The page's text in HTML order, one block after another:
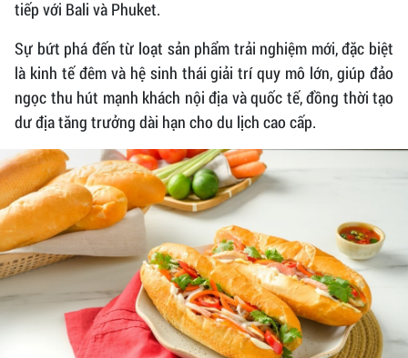
tiếp với Bali và Phuket.
Sự bứt phá đến từ loạt sản phẩm trải nghiệm mới, đặc biệt
là kinh tế đêm và hệ sinh thái giải trí quy mô lớn, giúp đảo
ngọc thu hút mạnh khách nội địa và quốc tế, đồng thời tạo
dư địa tăng trưởng dài hạn cho du lịch cao cấp.